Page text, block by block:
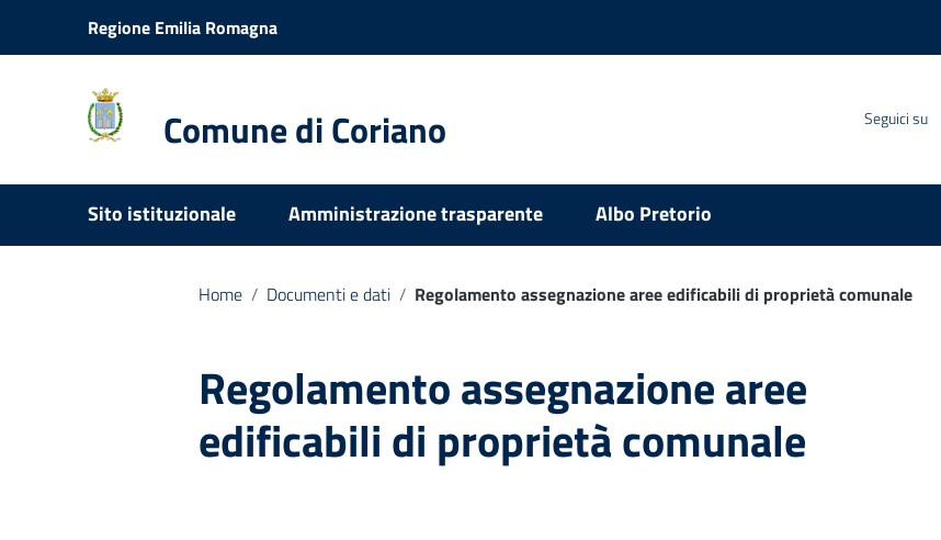
Vai ai contenuti
Vai al menu di navigazione
Regione Emilia Romagna
Comune di Coriano Seguici su
Sito istituzionale Amministrazione trasparente Albo Pretorio
Home / Documenti e dati / Regolamento assegnazione aree edificabili di proprietà comunale
Regolamento assegnazione aree
edificabili di proprietà comunale